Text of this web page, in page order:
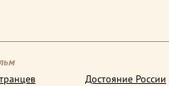
Достояние России